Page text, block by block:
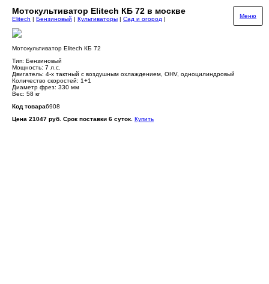
Мотокультиватор Elitech КБ 72 в москве
Меню
Elitech | Бензиновый | Культиваторы | Сад и огород |
Мотокультиватор Elitech КБ 72
Тип: Бензиновый
Мощность: 7 л.c.
Двигатель: 4-х тактный с воздушным охлаждением, OHV, одноцилиндровый
Количество скоростей: 1+1
Диаметр фрез: 330 мм
Вес: 58 кг
Код товара6908
Цена 21047 руб. Срок поставки 6 суток. Купить